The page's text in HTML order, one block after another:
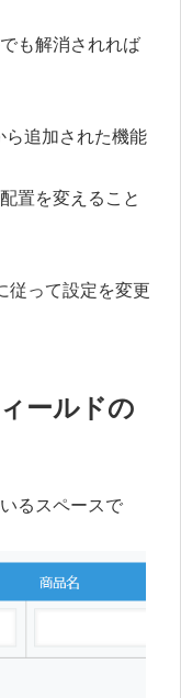
も解消されれば
追加された機能
置を変えること
従って設定を変更
ールドの
るスペースで